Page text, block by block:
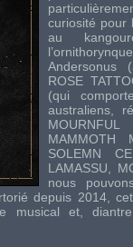
curiosité pour
au
Andersonus
ROSE
(qui
australiens,
MAMMOTH
SOLEMN
LAMASSU
nous
depuis 2014,
musical et,